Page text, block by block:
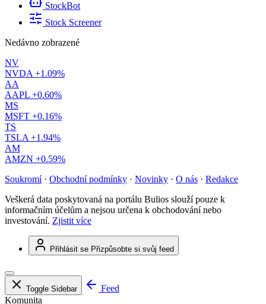
StockBot
Stock Screener
Nedávno zobrazené
NV
NVDA +1.09%
AA
AAPL +0.60%
MS
MSFT +0.16%
TS
TSLA +1.94%
AM
AMZN +0.59%
Soukromí · Obchodní podmínky · Novinky · O nás · Redakce
Veškerá data poskytovaná na portálu Bulios slouží pouze k
informačním účelům a nejsou určena k obchodování nebo
investování. Zjistit více
Přihlásit se Přizpůsobte si svůj feed
Toggle Sidebar
Feed
Komunita